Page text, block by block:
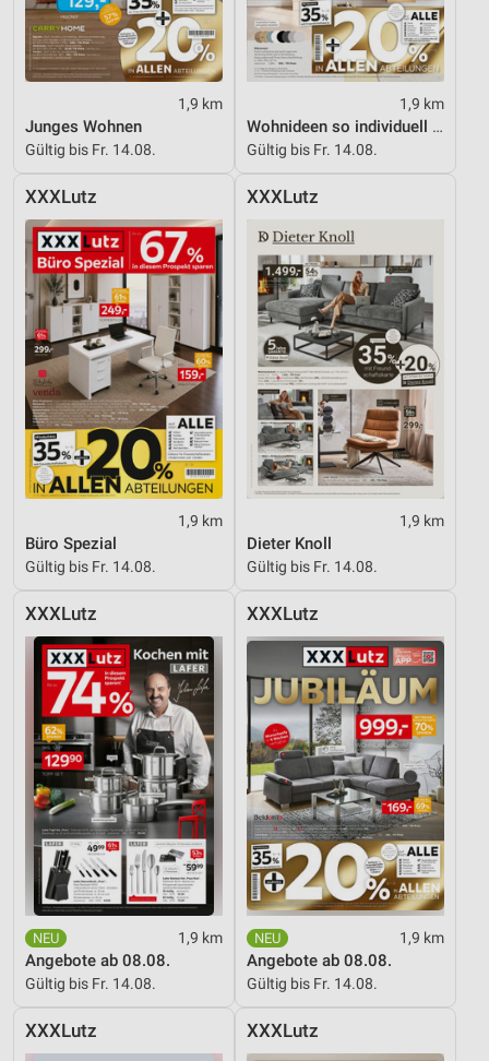
1,9 km
Junges Wohnen
Gültig bis Fr. 14.08.
1,9 km
Wohnideen so individuell wie du!
Gültig bis Fr. 14.08.
XXXLutz
1,9 km
Büro Spezial
Gültig bis Fr. 14.08.
XXXLutz
1,9 km
Dieter Knoll
Gültig bis Fr. 14.08.
XXXLutz
1,9 km
Angebote ab 08.08.
Gültig bis Fr. 14.08.
XXXLutz
1,9 km
Angebote ab 08.08.
Gültig bis Fr. 14.08.
XXXLutz XXXLutz